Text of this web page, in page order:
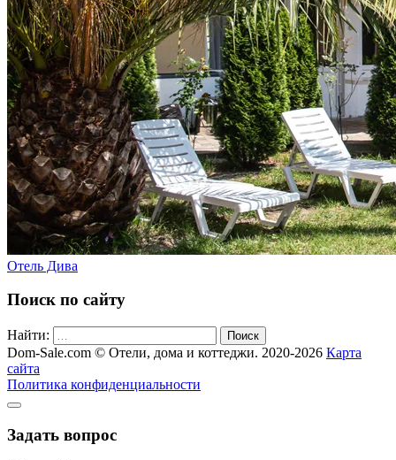
Отель Дива
Поиск по сайту
Найти: Поиск
Dom-Sale.com © Отели, дома и коттеджи. 2020-2026 Карта
сайта
Политика конфиденциальности
Задать вопрос